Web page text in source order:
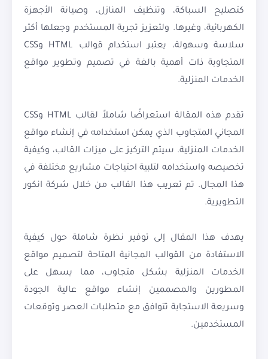
كتصليح السباكة، وتنظيف المنازل، وصيانة الأجهزة
الكهربائية، وغيرها. ولتعزيز تجربة المستخدم وجعلها أكثر
سلاسة وسهولة، يعتبر استخدام قوالب HTML وCSS
المتجاوبة ذات أهمية بالغة في تصميم وتطوير مواقع
الخدمات المنزلية.
تقدم هذه المقالة استعراضًا شاملاً لقالب HTML وCSS
المجاني المتجاوب الذي يمكن استخدامه في إنشاء مواقع
الخدمات المنزلية. سيتم التركيز على ميزات القالب، وكيفية
تخصيصه واستخدامه لتلبية احتياجات مشاريع مختلفة في
هذا المجال. تم تعريب هذا القالب من خلال شركة انكور
التطويرية.
يهدف هذا المقال إلى توفير نظرة شاملة حول كيفية
الاستفادة من القوالب المجانية المتاحة لتصميم مواقع
الخدمات المنزلية بشكل متجاوب، مما يسهل على
المطورين والمصممين إنشاء مواقع عالية الجودة
وسريعة الاستجابة تتوافق مع متطلبات العصر وتوقعات
المستخدمين.